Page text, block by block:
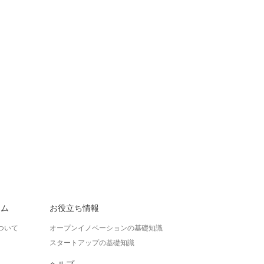
いて
お役立ち情報
オープンイノベーションの基礎知識
スタートアップの基礎知識